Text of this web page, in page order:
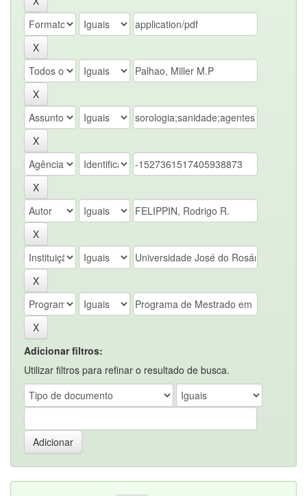
Adicionar filtros:
Utilizar filtros para refinar o resultado de busca.